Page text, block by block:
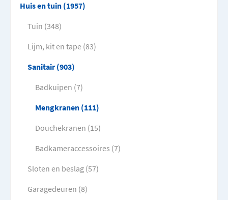
Huis en tuin (1957)
Tuin (348)
Lijm, kit en tape (83)
Sanitair (903)
Badkuipen (7)
Mengkranen (111)
Douchekranen (15)
Badkameraccessoires (7)
Sloten en beslag (57)
Garagedeuren (8)